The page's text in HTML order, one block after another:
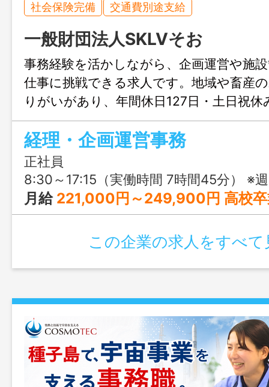
社会保険完備
交通費別途支給
一般財団法人SKLVそお
事務経験を活かしながら、企画運営や施
仕事に挑戦できる求人です。地域や畜産
りがいがあり、年間休日127日・土日祝
も充実。新しいことに挑戦しながら、長
です。
経理・企画運営事務
正社員
8:30～17:15（実働時間 7時間45分） ※
月給 221,000円～249,900円 高校卒業後4年就業経験：221,000円 短大卒業後4年就業経験：233,700円 大学卒業後4年就業経験：242,900円 大学院卒業後4年就業経験：249,900円 ※職
この企業の求人をすべて